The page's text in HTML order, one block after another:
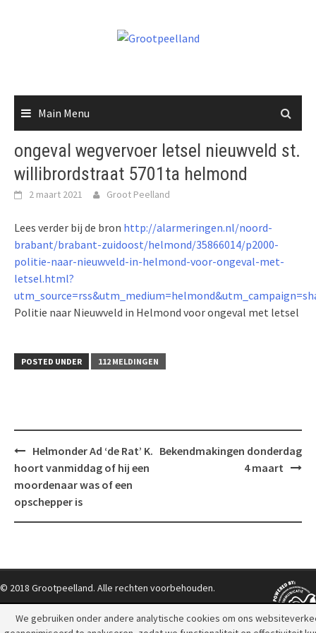
Main Menu
ongeval wegvervoer letsel nieuwveld st.
willibrordstraat 5701ta helmond
2 maart 2021 Groot Peelland
Lees verder bij de bron http://alarmeringen.nl/noord-
brabant/brabant-zuidoost/helmond/35866014/p2000-
politie-naar-nieuwveld-in-helmond-voor-ongeval-met-
letsel.html?
Politie naar Nieuwveld in Helmond voor ongeval met letsel
POSTED UNDER 112 MELDINGEN
Post
navigation
Helmonder Ad ‘de Rat’ K.
hoort vanmiddag of hij een
moordenaar was of een
opschepper is
Bekendmakingen donderdag
4 maart
© 2018 Grootpeelland. Alle rechten voorbehouden.
We gebruiken onder andere analytische cookies om ons